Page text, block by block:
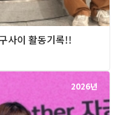
사이 활동기록!!
2026년